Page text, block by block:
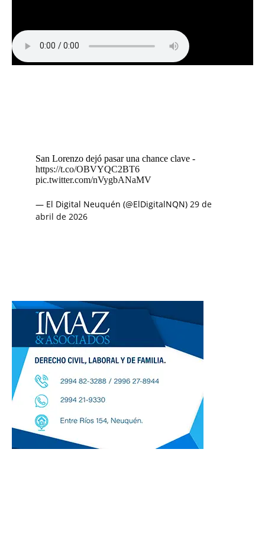
San Lorenzo dejó pasar una chance clave -
https://t.co/OBVYQC2BT6
pic.twitter.com/nVygbANaMV
— El Digital Neuquén (@ElDigitalNQN) 29 de
abril de 2026